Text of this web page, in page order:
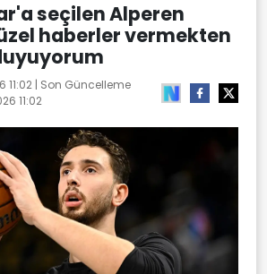
seçilen Alperen
haberler vermekten
11:02 | Son Güncelleme
11:02